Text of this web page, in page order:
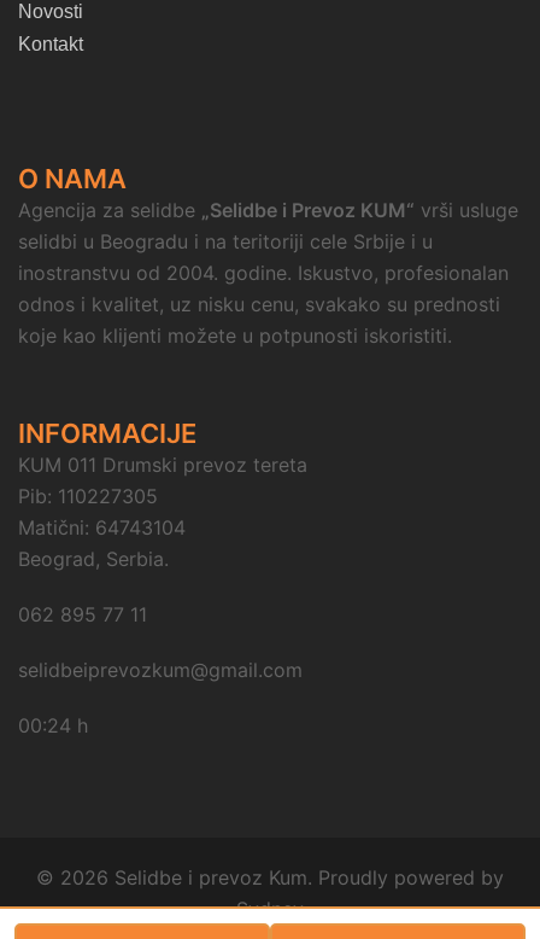
Novosti
Kontakt
O NAMA
Agencija za selidbe „Selidbe i Prevoz KUM“ vrši usluge
selidbi u Beogradu i na teritoriji cele Srbije i u
inostranstvu od 2004. godine. Iskustvo, profesionalan
odnos i kvalitet, uz nisku cenu, svakako su prednosti
koje kao klijenti možete u potpunosti iskoristiti.
INFORMACIJE
KUM 011 Drumski prevoz tereta
Pib: 110227305
Matični: 64743104
Beograd, Serbia.
062 895 77 11
selidbeiprevozkum@gmail.com
00:24 h
© 2026 Selidbe i prevoz Kum. Proudly powered by
Sydney